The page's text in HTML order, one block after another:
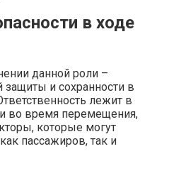
в ходе
данной роли –
и сохранности в
лежит в
во время перемещения,
которые могут
пассажиров, так и